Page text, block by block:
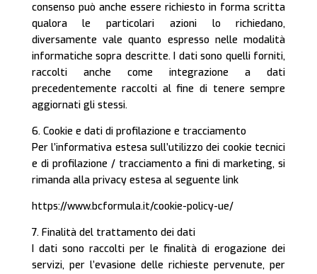
consenso può anche essere richiesto in forma scritta
qualora le particolari azioni lo richiedano,
diversamente vale quanto espresso nelle modalità
informatiche sopra descritte. I dati sono quelli forniti,
raccolti anche come integrazione a dati
precedentemente raccolti al fine di tenere sempre
aggiornati gli stessi.
6. Cookie e dati di profilazione e tracciamento
Per l’informativa estesa sull’utilizzo dei cookie tecnici
e di profilazione / tracciamento a fini di marketing, si
rimanda alla privacy estesa al seguente link
https://www.bcformula.it/cookie-policy-ue/
7. Finalità del trattamento dei dati
I dati sono raccolti per le finalità di erogazione dei
servizi, per l’evasione delle richieste pervenute, per